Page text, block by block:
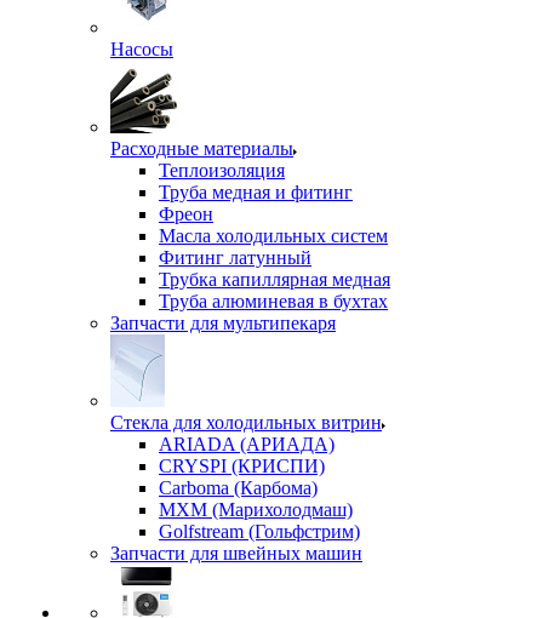
Насосы
Расходные материалы
Теплоизоляция
Труба медная и фитинг
Фреон
Масла холодильных систем
Фитинг латунный
Трубка капиллярная медная
Труба алюминевая в бухтах
Запчасти для мультипекаря
Стекла для холодильных витрин
ARIADA (АРИАДА)
CRYSPI (КРИСПИ)
Carboma (Карбома)
MXM (Марихолодмаш)
Golfstream (Гольфстрим)
Запчасти для швейных машин